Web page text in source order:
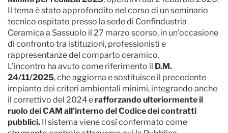
Il tema è stato approfondito nel corso di un seminario
tecnico ospitato presso la sede di Confindustria
Ceramica a Sassuolo il 27 marzo scorso, in un’occasione
di confronto tra istituzioni, professionisti e
rappresentanze del comparto ceramico.
L’incontro ha avuto come riferimento il D.M.
24/11/2025, che aggiorna e sostituisce il precedente
impianto dei criteri ambientali minimi, integrando anche
il correttivo del 2024 erafforzando ulteriormente il
ruolo dei CAM all’interno del Codice dei contratti
pubblici. Il sistema viene così confermato come